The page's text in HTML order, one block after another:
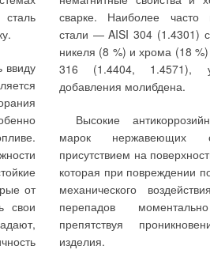
ввиду
от
свои
сварке. Наиболее часто
стали — AISI 304 (1.4301)
никеля (8 %) и хрома (18
316 (1.4404, 1.4571),
добавления молибдена.
Высокие
марок нержавеющих
присутствием на
которая при повреждении
механического
перепадов
препятствуя
изделия.
ультразвуковой
воды позволяет вести
расходах.
очень важна при учете
начинающие работать
бачках. Некоторые
начинают измерять расход
Кроме того,
ультразвуковом
неподверженным
можно устанавливать